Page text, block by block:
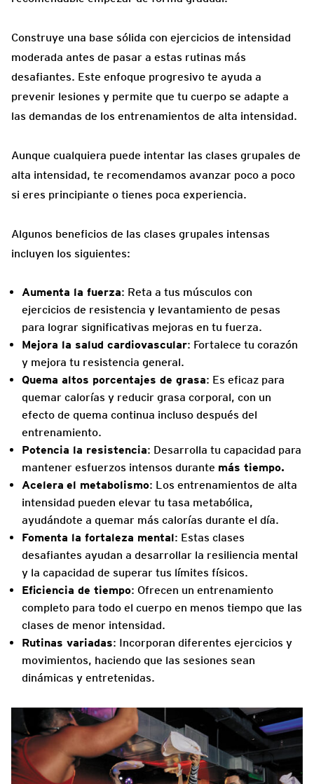
Construye una base sólida con ejercicios de intensidad
moderada antes de pasar a estas rutinas más
desafiantes. Este enfoque progresivo te ayuda a
prevenir lesiones y permite que tu cuerpo se adapte a
las demandas de los entrenamientos de alta intensidad.
Aunque cualquiera puede intentar las clases grupales de
alta intensidad, te recomendamos avanzar poco a poco
si eres principiante o tienes poca experiencia.
Algunos beneficios de las clases grupales intensas
incluyen los siguientes:
Aumenta la fuerza: Reta a tus músculos con
ejercicios de resistencia y levantamiento de pesas
para lograr significativas mejoras en tu fuerza.
Mejora la salud cardiovascular: Fortalece tu corazón
y mejora tu resistencia general.
Quema altos porcentajes de grasa: Es eficaz para
quemar calorías y reducir grasa corporal, con un
efecto de quema continua incluso después del
entrenamiento.
Potencia la resistencia: Desarrolla tu capacidad para
mantener esfuerzos intensos durante más tiempo.
Acelera el metabolismo: Los entrenamientos de alta
intensidad pueden elevar tu tasa metabólica,
ayudándote a quemar más calorías durante el día.
Fomenta la fortaleza mental: Estas clases
desafiantes ayudan a desarrollar la resiliencia mental
y la capacidad de superar tus límites físicos.
Eficiencia de tiempo: Ofrecen un entrenamiento
completo para todo el cuerpo en menos tiempo que las
clases de menor intensidad.
Rutinas variadas: Incorporan diferentes ejercicios y
movimientos, haciendo que las sesiones sean
dinámicas y entretenidas.